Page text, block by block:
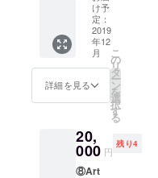
神社お
守り
コース
・卓上
カレン
ダー ・
壁掛け
カレン
ダー ・
社お守
り 以上
の三点
をお届
け予
定：
2019
年12
月
詳細を見る
こ
の
リ
タ
ー
ン
を
選
択
す
る
20,
000 円
残り4
⑧Art